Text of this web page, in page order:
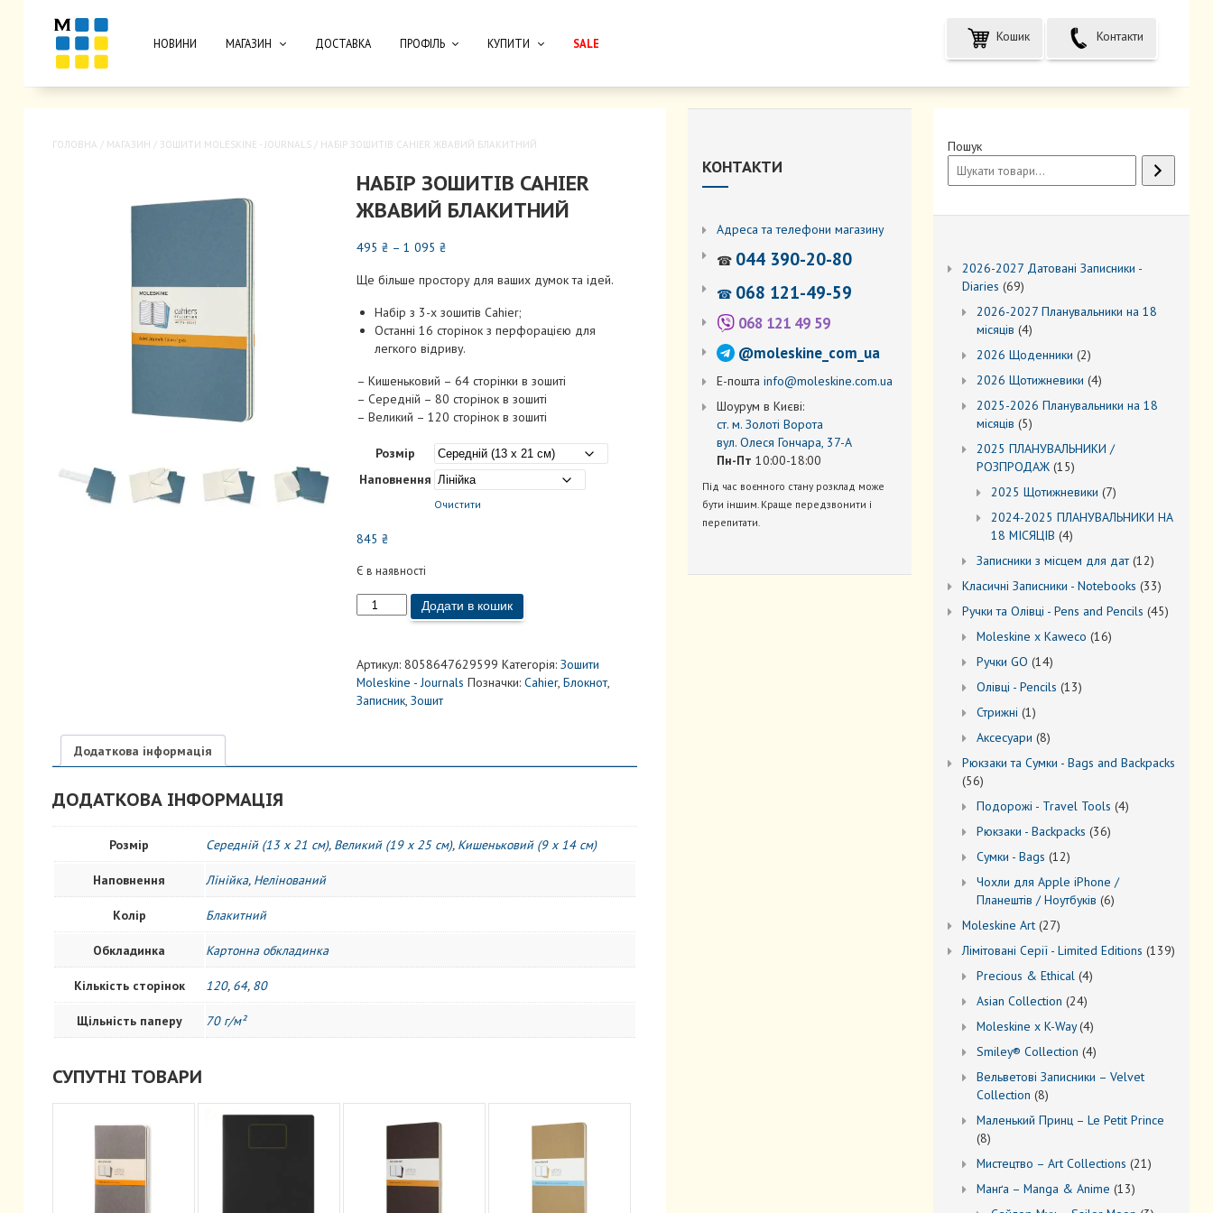
НОВИНИ МАГАЗИН ДОСТАВКА ПРОФІЛЬ КУПИТИ SALE Кошик Контакти
ГОЛОВНА / МАГАЗИН / ЗОШИТИ MOLESKINE - JOURNALS / НАБІР ЗОШИТІВ CAHIER ЖВАВИЙ БЛАКИТНИЙ
НАБІР ЗОШИТІВ CAHIER
ЖВАВИЙ БЛАКИТНИЙ
495 ₴ – 1 095 ₴Діапазон
від
до
1
095 ₴
Ще більше простору для ваших думок та ідей.
Набір з 3-х зошитів Cahier;
Останні 16 сторінок з перфорацією для
легкого відриву.
– Кишеньковий – 64 сторінки в зошиті
– Середній – 80 сторінок в зошиті
– Великий – 120 сторінок в зошиті
Розмір
Наповнення
Очистити
845 ₴
Є в наявності
Набір
Зошитів
Жвавий
Блакитний
кількість
Додати в кошик
Артикул: 8058647629599 Категорія: Зошити
Moleskine - Journals Позначки: Cahier, Блокнот,
Записник, Зошит
Додаткова інформація
ДОДАТКОВА ІНФОРМАЦІЯ
Розмір Середній (13 x 21 см), Великий (19 x 25 см), Кишеньковий (9 x 14 см)
Наповнення Лінійка, Нелінований
Колір Блакитний
Обкладинка Картонна обкладинка
Кількість сторінок 120, 64, 80
Щільність паперу 70 г/м²
СУПУТНІ ТОВАРИ
КОНТАКТИ
Адреса та телефони магазину
☎ 044 390-20-80
☎ 068 121-49-59
068 121 49 59
@moleskine_com_ua
Е-пошта info@moleskine.com.ua
Шоурум в Києві:
ст. м. Золоті Ворота
вул. Олеся Гончара, 37-А
Пн-Пт 10:00-18:00
Під час воєнного стану розклад може
бути іншим. Краще передзвонити і
перепитати.
Пошук
2026-2027 Датовані Записники -
Diaries 6969
товарів
2026-2027 Планувальники на 18
місяців 44
2026 Щоденники 22
товари
2026 Щотижневики 44
2025-2026 Планувальники на 18
місяців 55
товарів
2025 ПЛАНУВАЛЬНИКИ /
РОЗПРОДАЖ 1515
товарів
2025 Щотижневики 77
товарів
2024-2025 ПЛАНУВАЛЬНИКИ НА
18 МІСЯЦІВ 44
Записники з місцем для дат 1212
товарів
Kласичні Записники - Notebooks 3333
товари
Ручки та Олівці - Pens and Pencils 4545
Moleskine x Kaweco 1616
Ручки GO 1414
товарів
Oлівці - Pencils 1313
Стрижні 11
товар
Аксесуари 88
товарів
Рюкзаки та Cумки - Bags and Backpacks
5656
товарів
Подорожі - Travel Tools 44
Рюкзаки - Backpacks 3636
Сумки - Bags 1212
товарів
Чохли для Apple iPhone /
Планештів / Ноутбуків 66
Moleskine Art 2727
товарів
Лiмiтовані Серії - Limited Editions 139139
Precious & Ethical 44
Asian Collection 2424
товари
Moleskine x K-Way 44
товари
Smiley® Collection 44
товари
Вельветові Записники – Velvet
Collection 88
товарів
Маленький Принц – Le Petit Prince
88
Мистецтво – Art Collections 2121
Манґа – Manga & Anime 1313
товарів